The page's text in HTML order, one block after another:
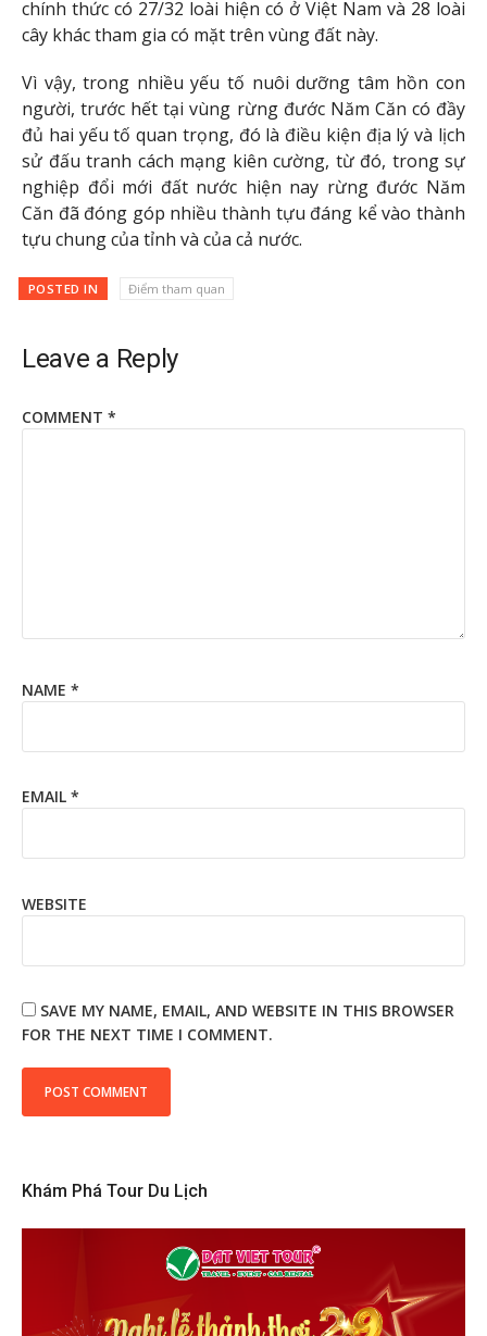
chính thức có 27/32 loài hiện có ở Việt Nam và 28 loài
cây khác tham gia có mặt trên vùng đất này.
Vì vậy, trong nhiều yếu tố nuôi dưỡng tâm hồn con
người, trước hết tại vùng rừng đước Năm Căn có đầy
đủ hai yếu tố quan trọng, đó là điều kiện địa lý và lịch
sử đấu tranh cách mạng kiên cường, từ đó, trong sự
nghiệp đổi mới đất nước hiện nay rừng đước Năm
Căn đã đóng góp nhiều thành tựu đáng kể vào thành
tựu chung của tỉnh và của cả nước.
POSTED IN Điểm tham quan
Leave a Reply
COMMENT *
NAME *
EMAIL *
WEBSITE
SAVE MY NAME, EMAIL, AND WEBSITE IN THIS BROWSER
FOR THE NEXT TIME I COMMENT.
Khám Phá Tour Du Lịch